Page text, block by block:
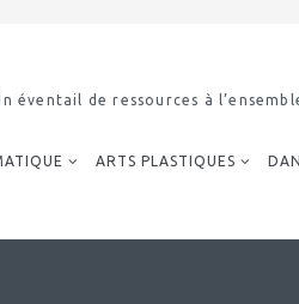
éventail de ressources à
ARTS PLASTIQUES